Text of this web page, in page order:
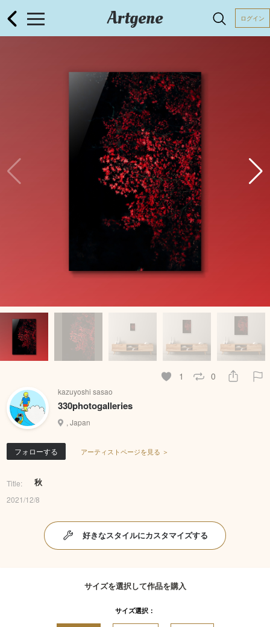
Artgene ログイン
1 0
kazuyoshi sasao
330photogalleries
, Japan
フォローする アーティストページを見る ＞
Title: 秋
2021/12/8
好きなスタイルにカスタマイズする
サイズを選択して作品を購入
サイズ選択：